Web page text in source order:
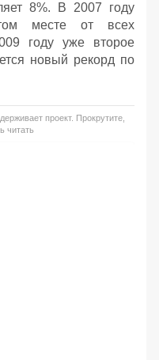
8%. В 2007 году
месте от всех
году уже второе
новый рекорд по
проект. Прокрутите,
читать